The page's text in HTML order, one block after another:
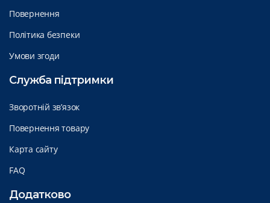
Повернення
Політика безпеки
Умови згоди
Служба підтримки
Зворотній зв’язок
Повернення товару
Карта сайту
FAQ
Додатково